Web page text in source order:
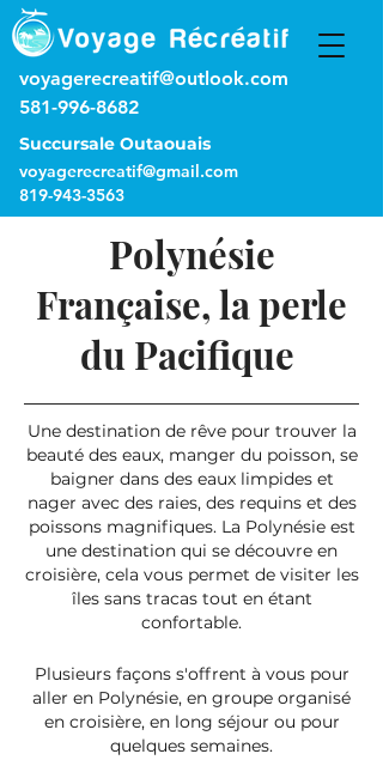
581-996-8682
voyagerecreatif@outlook.com
Succursale Outaouais
voyagerecreatif@gmail.com
819-943-3563
Polynésie
Française, la perle
du Pacifique
Une destination de rêve pour trouver la
beauté des eaux, manger du poisson, se
baigner dans des eaux limpides et
nager avec des raies, des requins et des
poissons magnifiques. La Polynésie est
une destination qui se découvre en
croisière, cela vous permet de visiter les
îles sans tracas tout en étant
confortable.
Plusieurs façons s'offrent à vous pour
aller en Polynésie, en groupe organisé
en croisière, en long séjour ou pour
quelques semaines.